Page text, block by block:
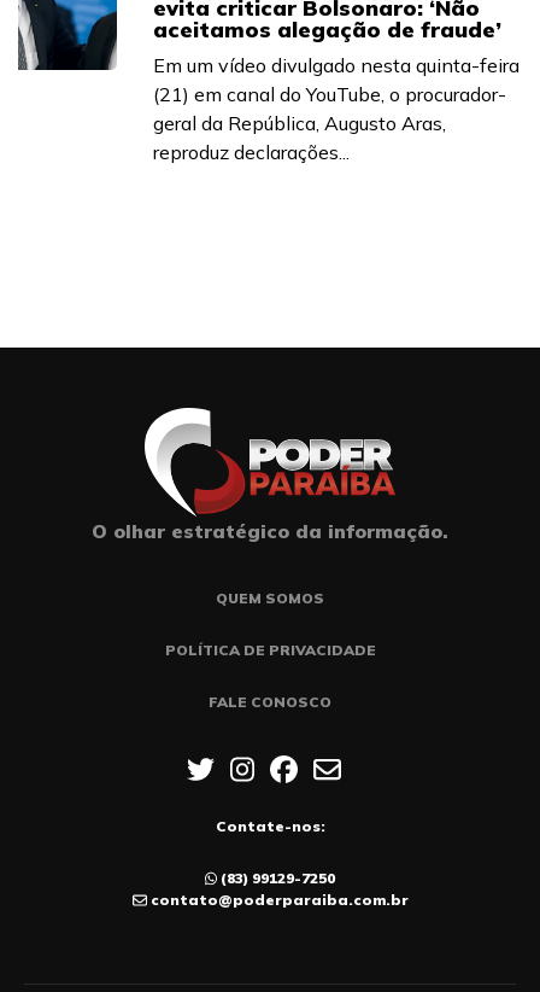
evita criticar Bolsonaro: ‘Não
aceitamos alegação de fraude’
Em um vídeo divulgado nesta quinta-feira
(21) em canal do YouTube, o procurador-
geral da República, Augusto Aras,
reproduz declarações...
O olhar estratégico da informação.
QUEM SOMOS
POLÍTICA DE PRIVACIDADE
FALE CONOSCO
Contate-nos:
(83) 99129-7250
contato@poderparaiba.com.br